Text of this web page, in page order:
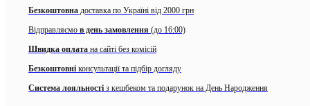
Нова більш густа текстура + ще більше фіксуючих
Нова зручна щіточка – дозволяє гарно прочісувати брови і
Безкоштовна доставка по Україні від 2000 грн
Відправляємо в день замовлення (до 16:00)
Швидка оплата на сайті без комісій
Безкоштовні консультації та підбір догляду
Система лояльності з кешбеком та подарунок на День Народження